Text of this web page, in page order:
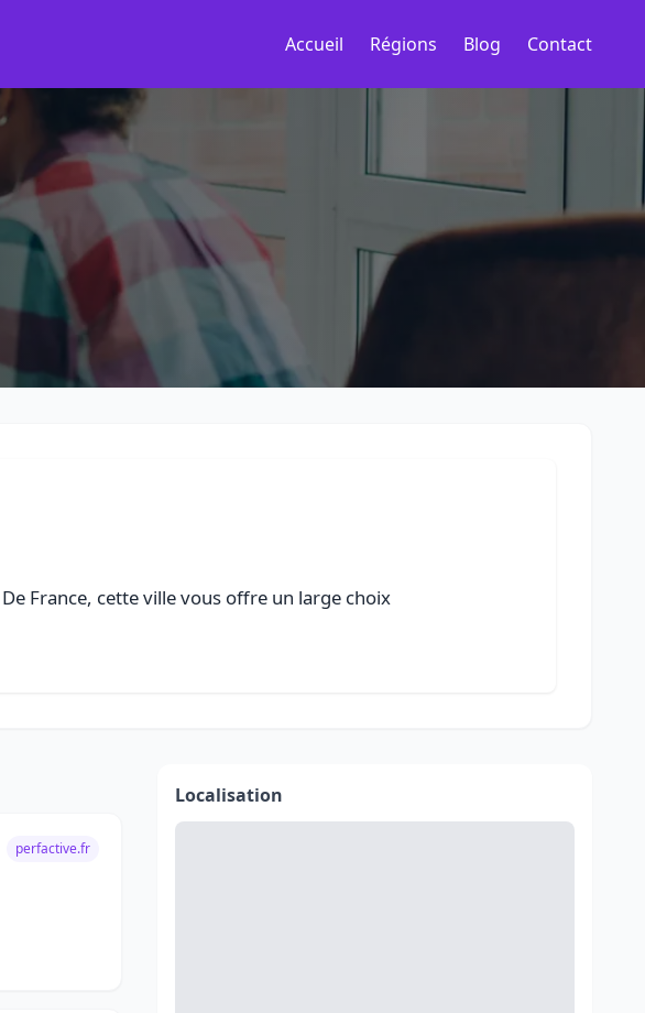
Accueil Régions Blog Contact
France, cette ville vous offre un large choix
perfactive.fr
Localisation